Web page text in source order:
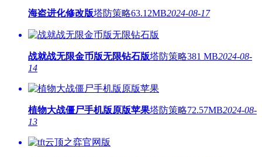
海盗进化修改版塔防策略63.12MB2024-08-17
战就战无限金币版无限钻石版塔防策略381 MB2024-08-
14
植物大战僵尸手机版原版苹果塔防策略72.57MB2024-08-
13